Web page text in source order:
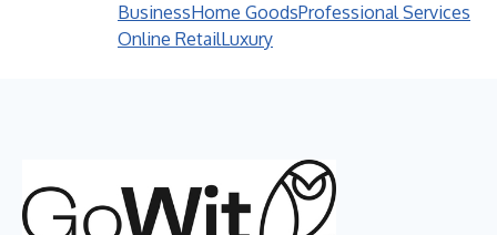
BusinessHome GoodsProfessional Services
Online RetailLuxury